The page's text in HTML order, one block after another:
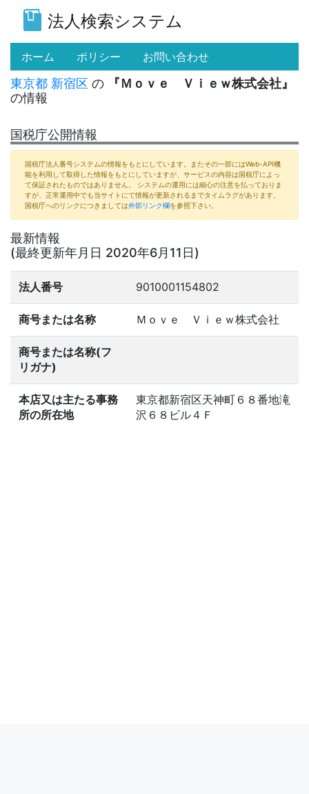
法人検索システム
ホーム (current)
ポリシー お問い合わせ
東京都 新宿区 の
『Ｍｏｖｅ Ｖｉｅｗ株式会社』
の情報
国税庁公開情報
国税庁法人番号システムの情報をもとにしています。またその一部にはWeb-API機
能を利用して取得した情報をもとにしていますが、サービスの内容は国税庁によっ
て保証されたものではありません。 システムの運用には細心の注意を払っておりま
すが、正常運用中でも当サイトにて情報が更新されるまでタイムラグがあります。
国税庁へのリンクにつきましては外部リンク欄を参照下さい。
最新情報
(最終更新年月日 2020年6月11日)
法人番号 9010001154802
商号または名称 Ｍｏｖｅ Ｖｉｅｗ株式会社
商号または名称(フ
リガナ)
本店又は主たる事務
所の所在地
東京都新宿区天神町６８番地滝
沢６８ビル４Ｆ